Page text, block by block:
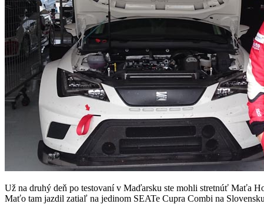
Už na druhý deň po testovaní v Maďarsku ste mohli stretnúť Maťa
Maťo tam jazdil zatiaľ na jedinom SEATe Cupra Combi na